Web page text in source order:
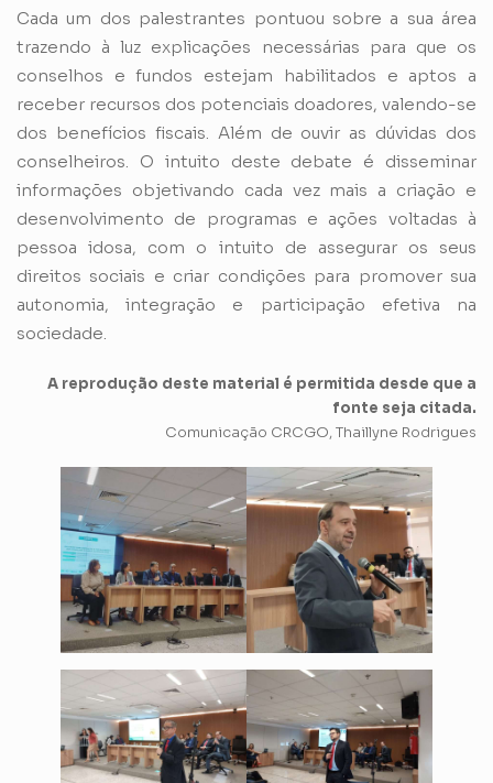
Cada um dos palestrantes pontuou sobre a sua área
trazendo à luz explicações necessárias para que os
conselhos e fundos estejam habilitados e aptos a
receber recursos dos potenciais doadores, valendo-se
dos benefícios fiscais. Além de ouvir as dúvidas dos
conselheiros. O intuito deste debate é disseminar
informações objetivando cada vez mais a criação e
desenvolvimento de programas e ações voltadas à
pessoa idosa, com o intuito de assegurar os seus
direitos sociais e criar condições para promover sua
autonomia, integração e participação efetiva na
sociedade.
A reprodução deste material é permitida desde que a
fonte seja citada.
Comunicação CRCGO, Thaillyne Rodrigues